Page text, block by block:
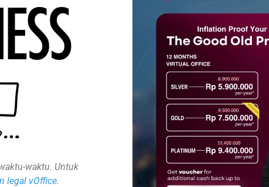
waktu. Untuk
legal vOffice.